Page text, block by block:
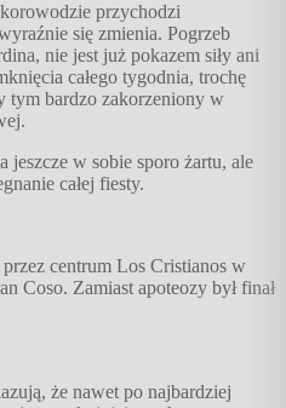
przychodzi
się zmienia. Pogrzeb
nie jest już pokazem siły ani
całego tygodnia, trochę
tym bardzo zakorzeniony w
jeszcze w sobie sporo żartu, ale
całej fiesty.
centrum Los Cristianos w
Coso. Zamiast apoteozy był finał
że nawet po najbardziej